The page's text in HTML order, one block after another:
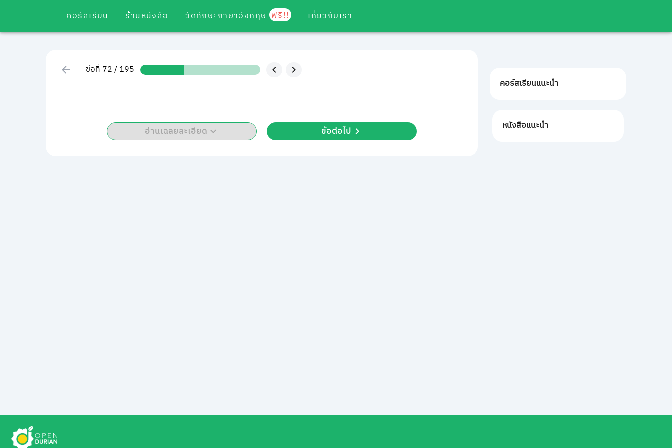
คอร์สเรียน ร้านหนังสือ วัดทักษะภาษาอังกฤษ ฟรี!! เกี่ยวกับเรา
ข้อที่ 72 / 195
อ่านเฉลยละเอียด ข้อต่อไป
คอร์สเรียนแนะนำ
หนังสือแนะนำ